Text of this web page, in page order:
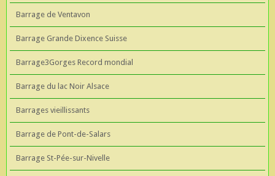
Barrage de Ventavon
Barrage Grande Dixence Suisse
Barrage3Gorges Record mondial
Barrage du lac Noir Alsace
Barrages vieillissants
Barrage de Pont-de-Salars
Barrage St-Pée-sur-Nivelle